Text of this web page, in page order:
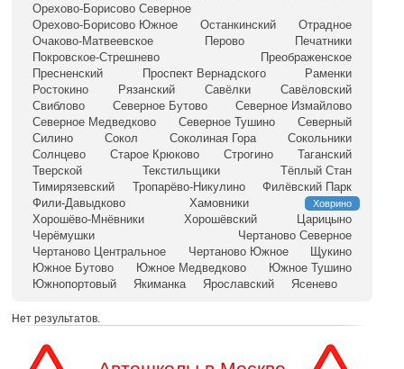
Орехово-Борисово Северное
Орехово-Борисово Южное
Останкинский
Отрадное
Очаково-Матвеевское
Перово
Печатники
Покровское-Стрешнево
Преображенское
Пресненский
Проспект Вернадского
Раменки
Ростокино
Рязанский Савёлки
Савёловский
Свиблово
Северное Бутово
Северное Измайлово
Северное Медведково
Северное Тушино
Северный
Силино
Сокол Соколиная Гора
Сокольники
Солнцево
Старое Крюково Строгино
Таганский
Тверской
Текстильщики
Тёплый Стан
Тимирязевский
Тропарёво-Никулино
Филёвский Парк
Фили-Давыдково
Хамовники Ховрино
Хорошёво-Мнёвники Хорошёвский
Царицыно
Черёмушки
Чертаново Северное
Чертаново Центральное
Чертаново Южное
Щукино
Южное Бутово
Южное Медведково
Южное Тушино
Южнопортовый
Якиманка Ярославский Ясенево
Нет результатов.